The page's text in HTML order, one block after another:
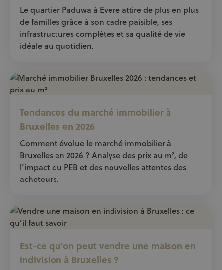
Le quartier Paduwa à Evere attire de plus en plus
de familles grâce à son cadre paisible, ses
infrastructures complètes et sa qualité de vie
idéale au quotidien.
Tendances du marché immobilier à
Bruxelles en 2026
Comment évolue le marché immobilier à
Bruxelles en 2026 ? Analyse des prix au m², de
l’impact du PEB et des nouvelles attentes des
acheteurs.
Est-ce qu’on peut vendre une maison en
indivision à Bruxelles ?